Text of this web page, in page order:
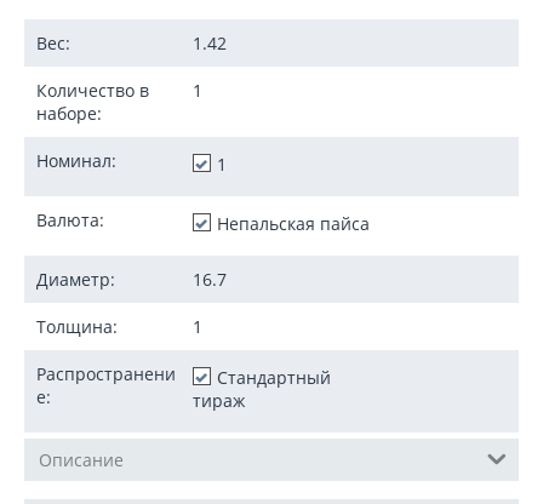
Вес: 1.42
Количество в
наборе:
1
Номинал: 1
Валюта: Непальская пайса
Диаметр: 16.7
Толщина: 1
Распространени
е:
Стандартный
тираж
Описание